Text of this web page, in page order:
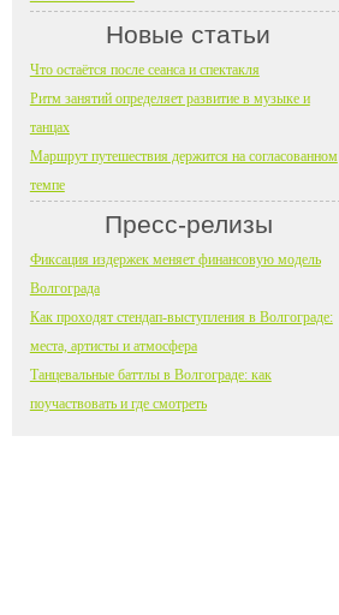
Новые статьи
Что остаётся после сеанса и спектакля
Ритм занятий определяет развитие в музыке и
танцах
Маршрут путешествия держится на согласованном
темпе
Пресс-релизы
Фиксация издержек меняет финансовую модель
Волгограда
Как проходят стендап-выступления в Волгограде:
места, артисты и атмосфера
Танцевальные баттлы в Волгограде: как
поучаствовать и где смотреть